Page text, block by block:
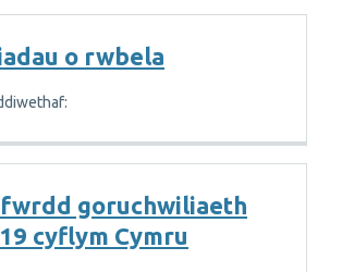
o rwbela
goruchwiliaeth
cyflym Cymru